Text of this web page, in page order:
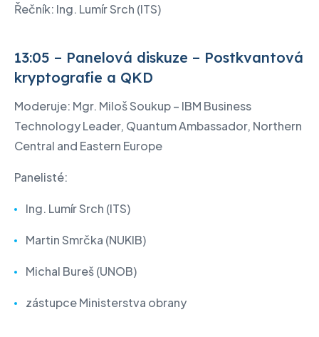
Řečník: Ing. Lumír Srch (ITS)
13:05 – Panelová diskuze – Postkvantová
kryptografie a QKD
Moderuje: Mgr. Miloš Soukup – IBM Business
Technology Leader, Quantum Ambassador, Northern
Central and Eastern Europe
Panelisté:
Ing. Lumír Srch (ITS)
Martin Smrčka (NUKIB)
Michal Bureš (UNOB)
zástupce Ministerstva obrany